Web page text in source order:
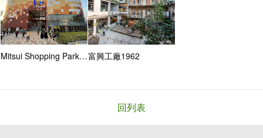
Mitsui Shopping Park LaLaport 台中富興工廠1962
回列表